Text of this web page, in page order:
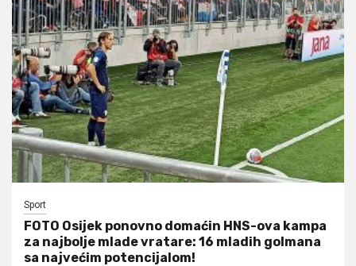
Sport
FOTO Osijek ponovno domaćin HNS-ova kampa
za najbolje mlade vratare: 16 mladih golmana
sa najvećim potencijalom!